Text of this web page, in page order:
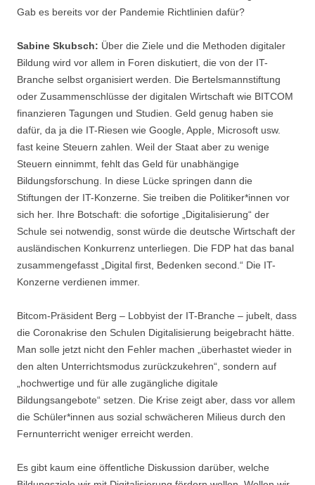
Gab es bereits vor der Pandemie Richtlinien dafür?
Sabine Skubsch: Über die Ziele und die Methoden digitaler
Bildung wird vor allem in Foren diskutiert, die von der IT-
Branche selbst organisiert werden. Die Bertelsmannstiftung
oder Zusammenschlüsse der digitalen Wirtschaft wie BITCOM
finanzieren Tagungen und Studien. Geld genug haben sie
dafür, da ja die IT-Riesen wie Google, Apple, Microsoft usw.
fast keine Steuern zahlen. Weil der Staat aber zu wenige
Steuern einnimmt, fehlt das Geld für unabhängige
Bildungsforschung. In diese Lücke springen dann die
Stiftungen der IT-Konzerne. Sie treiben die Politiker*innen vor
sich her. Ihre Botschaft: die sofortige „Digitalisierung“ der
Schule sei notwendig, sonst würde die deutsche Wirtschaft der
ausländischen Konkurrenz unterliegen. Die FDP hat das banal
zusammengefasst „Digital first, Bedenken second.“ Die IT-
Konzerne verdienen immer.
Bitcom-Präsident Berg – Lobbyist der IT-Branche – jubelt, dass
die Coronakrise den Schulen Digitalisierung beigebracht hätte.
Man solle jetzt nicht den Fehler machen „überhastet wieder in
den alten Unterrichtsmodus zurückzukehren“, sondern auf
„hochwertige und für alle zugängliche digitale
Bildungsangebote“ setzen. Die Krise zeigt aber, dass vor allem
die Schüler*innen aus sozial schwächeren Milieus durch den
Fernunterricht weniger erreicht werden.
Es gibt kaum eine öffentliche Diskussion darüber, welche